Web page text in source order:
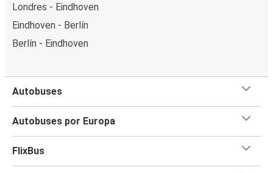
Londres - Eindhoven
Eindhoven - Berlín
Berlín - Eindhoven
Autobuses
Autobuses por Europa
FlixBus